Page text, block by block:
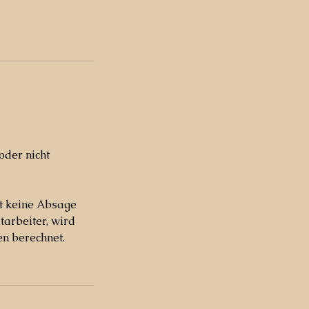
nicht
keine Absage
wird
berechnet.